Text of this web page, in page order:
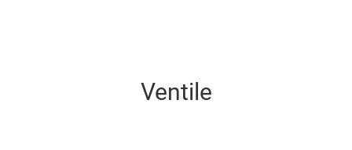
Ventile